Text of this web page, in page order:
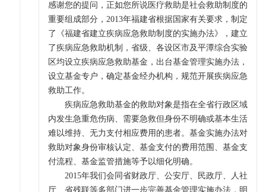
感谢您的提问，正如您所说医疗救助是社会救助制度的
重要组成部分，2013年福建省根据国家有关要求，制定
了《福建省建立疾病应急救助制度的实施办法》，建立
了疾病应急救助机制，省级、各设区市及平潭综合实验
区均设立疾病应急救助基金，出台基金管理实施办法，
设立基金专户，确定基金经办机构，规范开展疾病应急
救助工作。
疾病应急救助基金的救助对象是指在全省行政区域
内发生急重危伤病、需要急救但身份不明确或基本生活
难以维持、无力支付相应费用的患者。基金实施办法对
救助对象身份审核认定、基金支付的费用范围、基金支
付流程、基金监管措施等予以细化明确。
2015年我们会同省财政厅、公安厅、民政厅、人社
厅、省残联等多部门进一步完善基金管理实施办法，明